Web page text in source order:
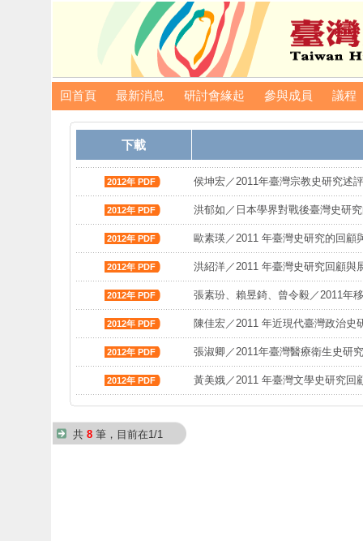
回首頁 最新消息 研討會緣起 參與成員 議程
下載
2012年 PDF 侯坤宏／2011年臺灣宗教史研究述評
2012年 PDF 洪郁如／日本學界對戰後臺灣史研
2012年 PDF 歐素瑛／2011 年臺灣史研究的回顧
2012年 PDF 洪紹洋／2011 年臺灣史研究回顧與
2012年 PDF 張素玢、賴昱錡、曾令毅／2011年
2012年 PDF 陳佳宏／2011 年近現代臺灣政治史
2012年 PDF 張淑卿／2011年臺灣醫療衛生史研
2012年 PDF 黃美娥／2011 年臺灣文學史研究回
共 8 筆，目前在1/1